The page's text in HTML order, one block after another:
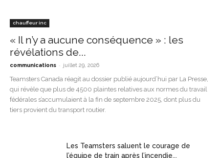
chauffeur inc
« Il n’y a aucune conséquence » : les
révélations de...
communications - juillet 29, 2026
Teamsters Canada réagit au dossier publié aujourd’hui par La Presse,
qui révèle que plus de 4500 plaintes relatives aux normes du travail
fédérales s’accumulaient à la fin de septembre 2025, dont plus du
tiers provient du transport routier.
Les Teamsters saluent le courage de
l’équipe de train après l’incendie...